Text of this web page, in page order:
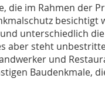
die im Rahmen der
besichtigt
unterschiedlich
aber steht
und
Baudenkmale,